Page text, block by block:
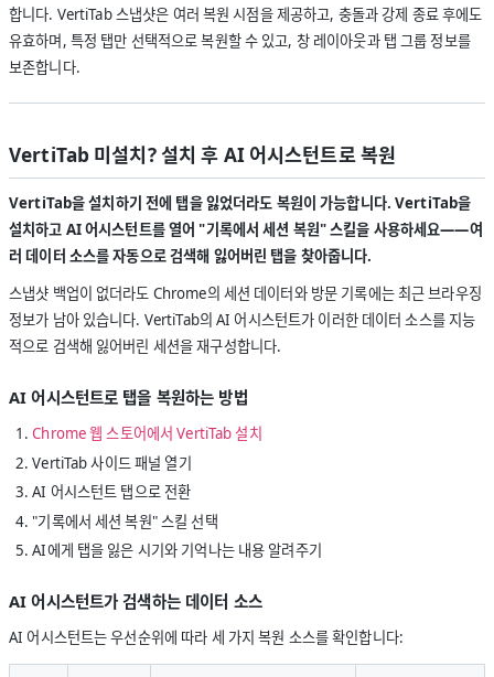
합니다. VertiTab 스냅샷은 여러 복원 시점을 제공하고, 충돌과 강제 종료 후에도
유효하며, 특정 탭만 선택적으로 복원할 수 있고, 창 레이아웃과 탭 그룹 정보를
보존합니다.
VertiTab 미설치? 설치 후 AI 어시스턴트로 복원
VertiTab을 설치하기 전에 탭을 잃었더라도 복원이 가능합니다. VertiTab을
설치하고 AI 어시스턴트를 열어 "기록에서 세션 복원" 스킬을 사용하세요——여
러 데이터 소스를 자동으로 검색해 잃어버린 탭을 찾아줍니다.
스냅샷 백업이 없더라도 Chrome의 세션 데이터와 방문 기록에는 최근 브라우징
정보가 남아 있습니다. VertiTab의 AI 어시스턴트가 이러한 데이터 소스를 지능
적으로 검색해 잃어버린 세션을 재구성합니다.
AI 어시스턴트로 탭을 복원하는 방법
Chrome 웹 스토어에서 VertiTab 설치
VertiTab 사이드 패널 열기
AI 어시스턴트 탭으로 전환
"기록에서 세션 복원" 스킬 선택
AI에게 탭을 잃은 시기와 기억나는 내용 알려주기
AI 어시스턴트가 검색하는 데이터 소스
AI 어시스턴트는 우선순위에 따라 세 가지 복원 소스를 확인합니다: